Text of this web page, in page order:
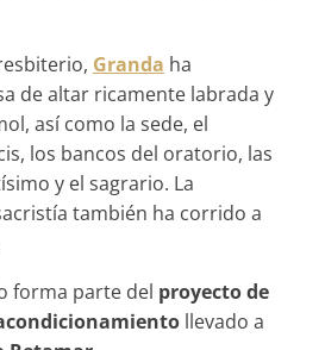
Granda ha
de altar ricamente labrada y
así como la sede, el
los bancos del oratorio, las
y el sagrario. La
también ha corrido a
forma parte del proyecto de
llevado a